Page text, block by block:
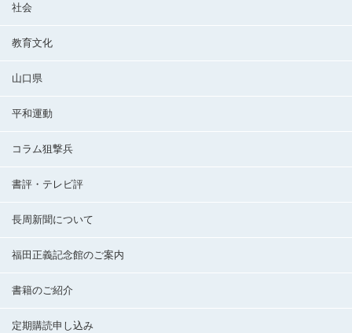
社会
教育文化
山口県
平和運動
コラム狙撃兵
書評・テレビ評
長周新聞について
福田正義記念館のご案内
書籍のご紹介
定期購読申し込み